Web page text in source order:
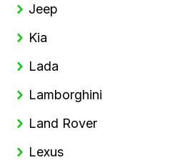
Jeep
Kia
Lada
Lamborghini
Land Rover
Lexus